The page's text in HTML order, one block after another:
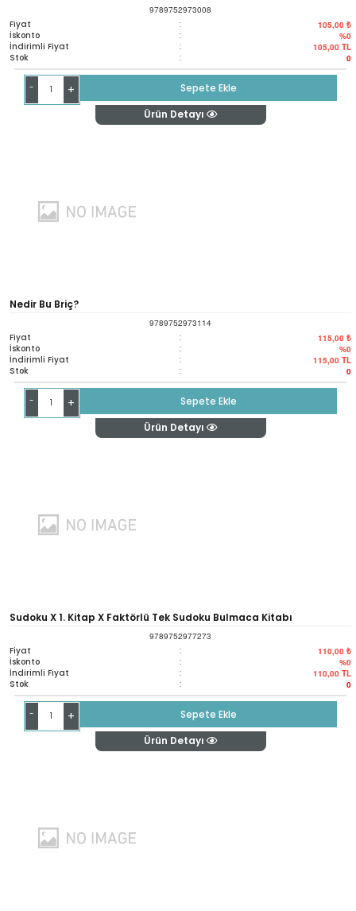
9789752973008
Fiyat : 105,00 ₺
İskonto : %0
İndirimli Fiyat : 105,00 TL
Stok : 0
- +
Sepete Ekle
Ürün Detayı
Nedir Bu Briç?
9789752973114
Fiyat : 115,00 ₺
İskonto : %0
İndirimli Fiyat : 115,00 TL
Stok : 0
- +
Sepete Ekle
Ürün Detayı
Sudoku X 1. Kitap X Faktörlü Tek Sudoku Bulmaca Kitabı
9789752977273
Fiyat : 110,00 ₺
İskonto : %0
İndirimli Fiyat : 110,00 TL
Stok : 0
- +
Sepete Ekle
Ürün Detayı